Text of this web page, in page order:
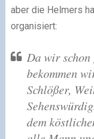
aber die Helmers
organisiert:
Da wir schon
bekommen
Schlößer,
dem